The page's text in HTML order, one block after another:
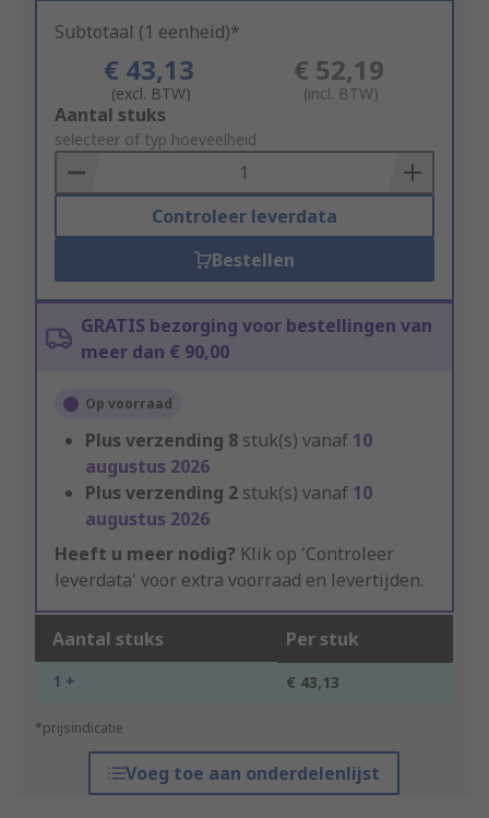
Subtotaal (1 eenheid)*
€ 43,13
(excl. BTW)
€ 52,19
(incl. BTW)
Add
to
Basket
Aantal stuks
selecteer of typ hoeveelheid
Controleer leverdata
Bestellen
GRATIS bezorging voor bestellingen van
meer dan € 90,00
Op voorraad
Plus verzending 8 stuk(s) vanaf 10
augustus 2026
Plus verzending 2 stuk(s) vanaf 10
augustus 2026
Heeft u meer nodig? Klik op 'Controleer
leverdata' voor extra voorraad en levertijden.
Aantal stuks Per stuk
1 + € 43,13
*prijsindicatie
Voeg toe aan onderdelenlijst